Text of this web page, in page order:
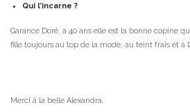
Qui l’incarne ?
Garance Doré, à 40 ans elle est la bonne copine
fille toujours au top de la mode, au teint frais et à
Merci à la belle Alexandra.